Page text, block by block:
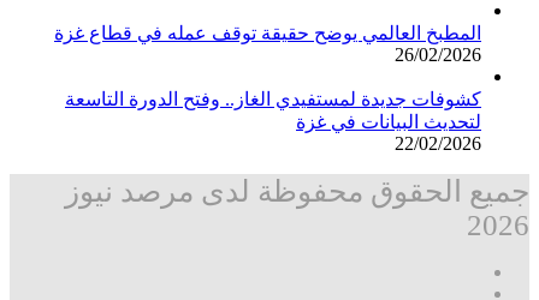
المطبخ العالمي يوضح حقيقة توقف عمله في قطاع غزة
26/02/2026
كشوفات جديدة لمستفيدي الغاز.. وفتح الدورة التاسعة
لتحديث البيانات في غزة
22/02/2026
جميع الحقوق محفوظة لدى مرصد نيوز
2026